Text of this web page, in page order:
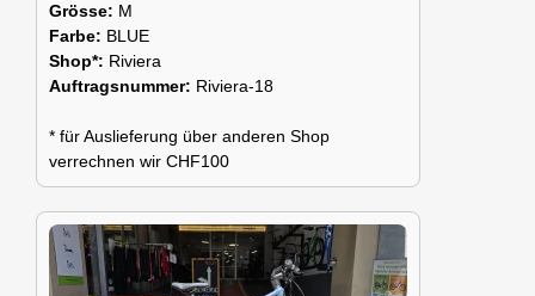
Grösse: M
Farbe: BLUE
Shop*: Riviera
Auftragsnummer: Riviera-18
* für Auslieferung über anderen Shop
verrechnen wir CHF100